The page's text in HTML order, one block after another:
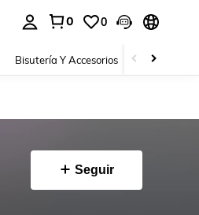
0 0
Bisutería Y Accesorios Zapatos
Seguir